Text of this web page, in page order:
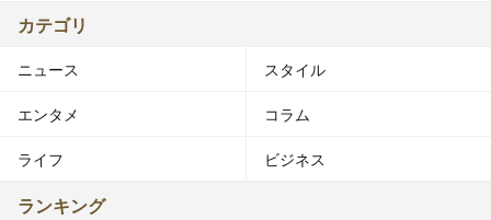
カテゴリ
ニュース スタイル
エンタメ コラム
ライフ ビジネス
ランキング